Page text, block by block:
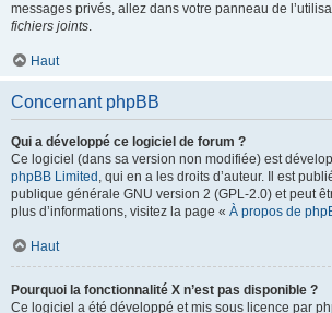
messages privés, allez dans votre panneau de
fichiers joints.
Haut
Concernant phpBB
Qui a développé ce logiciel de forum ?
Ce logiciel (dans sa version non modifiée) est
phpBB Limited , qui en a les droits d’auteur. Il est
publique générale GNU version 2 (GPL-2.0) et peut
plus d’informations, visitez la page « À propos de
Haut
Pourquoi la fonctionnalité X n’est pas disponible ?
Ce logiciel a été développé et mis sous licence par